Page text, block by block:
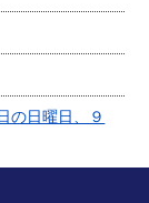
の日曜日、９